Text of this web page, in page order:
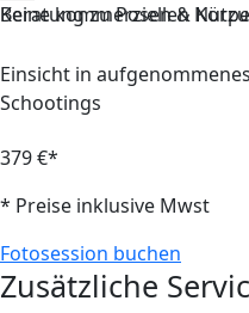
Keine kommerziellen
Beratungzu Posen &
Einsicht in
Schootings
379 €*
* Preise inklusive Mwst
Fotosession buchen
Zusätzliche